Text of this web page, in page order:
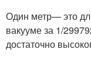
Один метр— это
вакууме за 1/
достаточно